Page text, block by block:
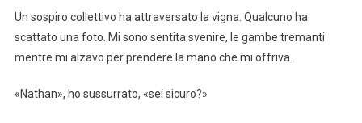
Un sospiro collettivo ha attraversato la vigna. Qualcuno ha
scattato una foto. Mi sono sentita svenire, le gambe tremanti
mentre mi alzavo per prendere la mano che mi offriva.
«Nathan», ho sussurrato, «sei sicuro?»